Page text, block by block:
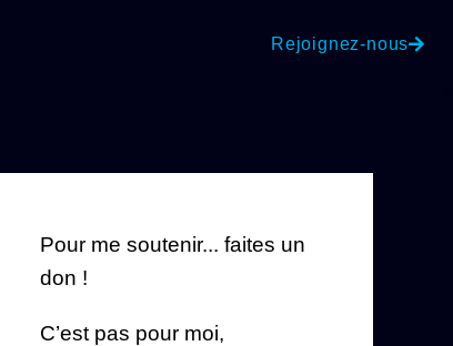
Rejoignez-nous
Pour me soutenir... faites un
don !
C’est pas pour moi,